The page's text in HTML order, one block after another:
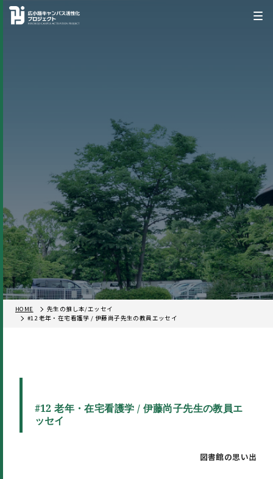
HOME
先生の推し本/エッセイ
#12 老年・在宅看護学 / 伊藤尚子先生の教員エッセイ
#12 老年・在宅看護学 / 伊藤尚子先生の教員エ
ッセイ
図書館の思い出